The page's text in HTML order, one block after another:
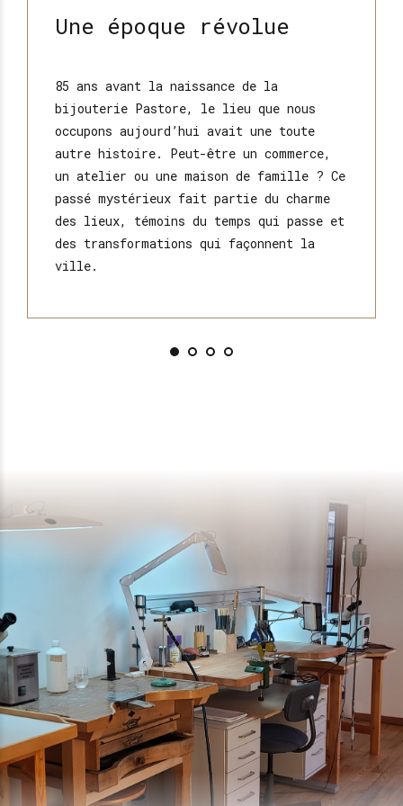
Une époque révolue
85 ans avant la naissance de la
bijouterie Pastore, le lieu que nous
occupons aujourd’hui avait une toute
autre histoire. Peut-être un commerce,
un atelier ou une maison de famille ? Ce
passé mystérieux fait partie du charme
des lieux, témoins du temps qui passe et
des transformations qui façonnent la
ville.
1
2
3
4
0
1
2
3
4
0
1
2